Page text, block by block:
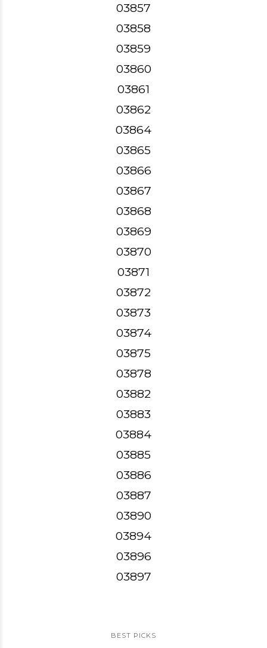
03857
03858
03859
03860
03861
03862
03864
03865
03866
03867
03868
03869
03870
03871
03872
03873
03874
03875
03878
03882
03883
03884
03885
03886
03887
03890
03894
03896
03897
BEST PICKS